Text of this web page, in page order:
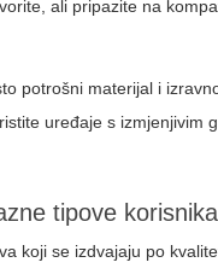
ali pripazite na
potrošni materijal i
uređaje s
tipove korisnika
koji se izdvajaju po